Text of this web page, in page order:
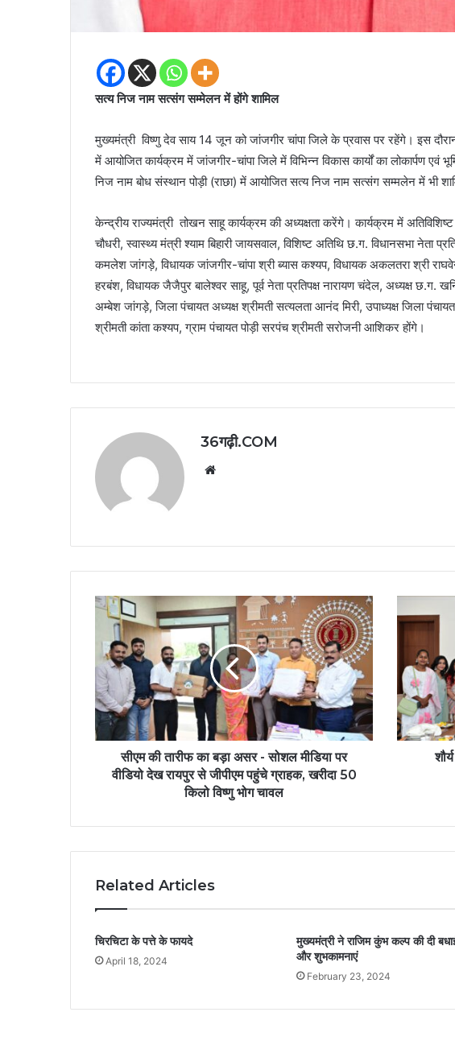
सत्य निज नाम सत्संग सम्मेलन में होंगे शामिल
मुख्यमंत्री विष्णु देव साय 14 जून को जांजगीर चांपा जिले के प्रवास पर रहेंगे। इस
में आयोजित कार्यक्रम में जांजगीर-चांपा जिले में विभिन्न विकास कार्यों का लोकार्पण
निज नाम बोध संस्थान पोड़ी (राछा) में आयोजित सत्य निज नाम सत्संग सम्मलेन में भी
केन्द्रीय राज्यमंत्री तोखन साहू कार्यक्रम की अध्यक्षता करेंगे। कार्यक्रम में
चौधरी, स्वास्थ्य मंत्री श्याम बिहारी जायसवाल, विशिष्ट अतिथि छ.ग. विधानसभा नेता
कमलेश जांगड़े, विधायक जांजगीर-चांपा श्री ब्यास कश्यप, विधायक अकलतरा श्री
हरबंश, विधायक जैजैपुर बालेश्वर साहू, पूर्व नेता प्रतिपक्ष नारायण चंदेल, अध्यक्ष छ.ग.
अम्बेश जांगड़े, जिला पंचायत अध्यक्ष श्रीमती सत्यलता आनंद मिरी, उपाध्यक्ष जिला
श्रीमती कांता कश्यप, ग्राम पंचायत पोड़ी सरपंच श्रीमती सरोजनी आशिकर होंगे।
36गढ़ी.COM
सीएम की तारीफ का बड़ा असर - सोशल मीडिया पर
वीडियो देख रायपुर से जीपीएम पहुंचे ग्राहक, खरीदा 50
किलो विष्णु भोग चावल
Related Articles
चिरचिटा के पत्ते के फायदे
April 18, 2024
मुख्यमंत्री ने राजिम कुंभ कल्प की दी
और शुभकामनाएं
February 23, 2024